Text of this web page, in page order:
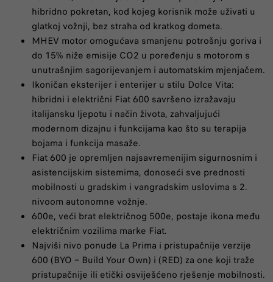
hibridno pokretan, kod kojeg korisnik može uživati u
glatkoj vožnji, bez straha od kratkog dometa.
MHEV motor omogućava smanjenu potrošnju goriva i
do 15% niže emisije CO2 u poređenju s motorom s
unutrašnjim sagorijevanjem i automatskim mjenjačem.
Ikoničan eksterijer i enterijer u stilu Dolce Vita:
hibridni i električni Fiat 600 savršeno izražavaju
italijansku ljepotu i način života, zahvaljujući
modernom dizajnu i funkcijama kao što su terapija
bojama i funkcija masaže.
Fiat 600 je opremljen najsavremenijim sigurnosnim i
asistencijskim sistemima, donoseći sve prednosti
mobilnosti u gradskim i vangradskim uslovima s 2.
nivoom autonomne vožnje.
600e, veći brat električnog 500e, postaje ikona među
električnim vozilima marke Fiat.
Najviši nivo ponude La Prima i pristupačnije verzije
600 (BYO – Build Your Own) i (RED) za one koji traže
pristupačnije ili etički osviješćeno rješenje mobilnosti.